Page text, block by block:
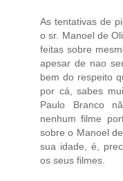
As tentativas de
o sr. Manoel de
feitas sobre
apesar de nao
bem do respeito
por cá, sabes
Paulo Branco
nenhum filme
sobre o Manoel
sua idade, é,
os seus filmes.